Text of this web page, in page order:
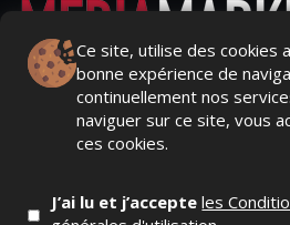
Ce site, utilise des cookies
bonne expérience de
continuellement nos
naviguer sur ce site, vous
ces cookies.
J’ai lu et j’accepteles
Actualités Média, Actualités Com/
Distrib, Dossier, Interview,
Marques avenue, Relations
People, Métier, Profil...
RESTER CONNECTÉ